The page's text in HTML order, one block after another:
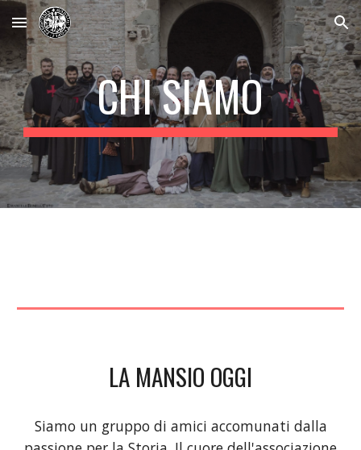
Skip to main content Skip to navigation
CHI SIAMO
LA MANSIO OGGI
Siamo un gruppo di amici accomunati dalla